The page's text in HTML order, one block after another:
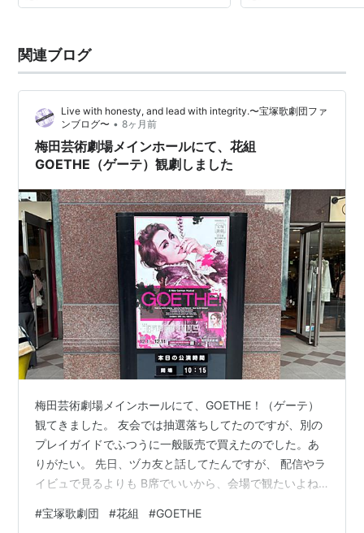
関連ブログ
Live with honesty, and lead with integrity.〜宝塚歌劇団ファ
ンブログ〜 • 8ヶ月前
梅田芸術劇場メインホールにて、花組
GOETHE（ゲーテ）観劇しました
梅田芸術劇場メインホールにて、GOETHE！（ゲーテ）
観てきました。 友会では抽選落ちしてたのですが、別の
プレイガイドでふつうに一般販売で買えたのでした。あ
りがたい。 先日、ヅカ友と話してたんですが、 配信やラ
イビュで見るよりも B席でいいから、会場で観たいよね
ライブ感がいいなと思います。 来年もチケット運が爆裂
#宝塚歌劇団 #花組 #GOETHE